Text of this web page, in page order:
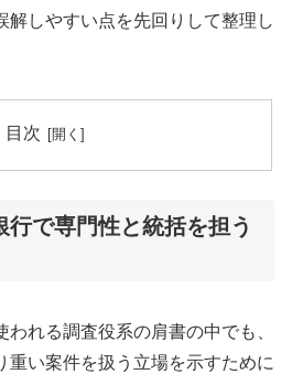
解しやすい点を先回りして整理し
目次
で専門性と統括を担う
われる調査役系の肩書の中でも、
重い案件を扱う立場を示すために